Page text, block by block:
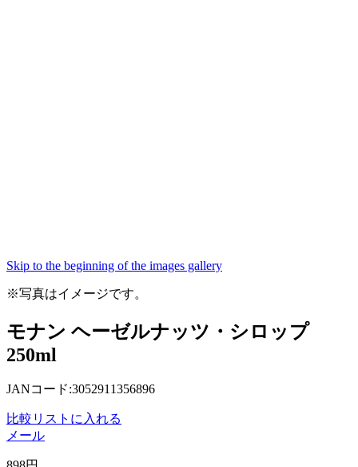
Skip to the beginning of the images gallery
※写真はイメージです。
モナン ヘーゼルナッツ・シロップ
250ml
JANコード:3052911356896
比較リストに入れる
メール